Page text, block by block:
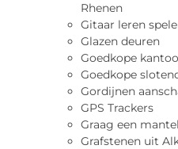
Rhenen
Gitaar leren
Glazen deuren
Goedkope
Goedkope
Gordijnen
GPS Trackers
Graag een
Grafstenen uit